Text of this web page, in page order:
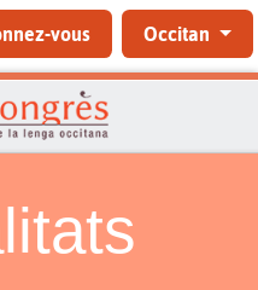
vous Occitan